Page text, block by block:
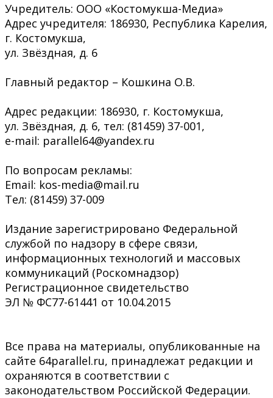
Учредитель: ООО «Костомукша-Медиа»
Адрес учредителя: 186930, Республика Карелия,
г. Костомукша,
ул. Звёздная, д. 6
Главный редактор – Кошкина О.В.
Адрес редакции: 186930, г. Костомукша,
ул. Звёздная, д. 6, тел: (81459) 37-001,
e-mail: parallel64@yandex.ru
По вопросам рекламы:
Email: kos-media@mail.ru
Тел: (81459) 37-009
Издание зарегистрировано Федеральной
службой по надзору в сфере связи,
информационных технологий и массовых
коммуникаций (Роскомнадзор)
Регистрационное свидетельство
ЭЛ № ФС77-61441 от 10.04.2015
Все права на материалы, опубликованные на
сайте 64parallel.ru, принадлежат редакции и
охраняются в соответствии с
законодательством Российской Федерации.